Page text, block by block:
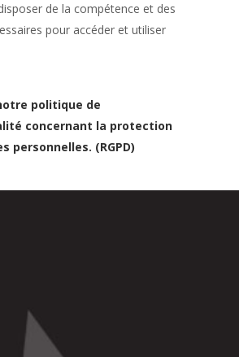
de la compétence et des
pour accéder et utiliser
politique de
concernant la protection
personnelles. (RGPD)